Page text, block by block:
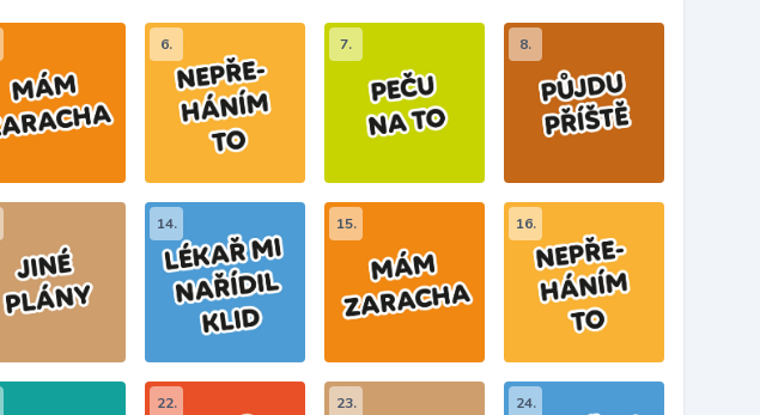
6. 7. 8.
14. 15. 16.
22. 23. 24.